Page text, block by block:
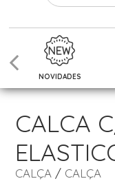
NOVIDADES
CALCA
CALÇA/ CALÇA